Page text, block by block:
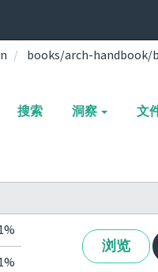
books/arch-handbook/
搜索 洞察 文
浏览